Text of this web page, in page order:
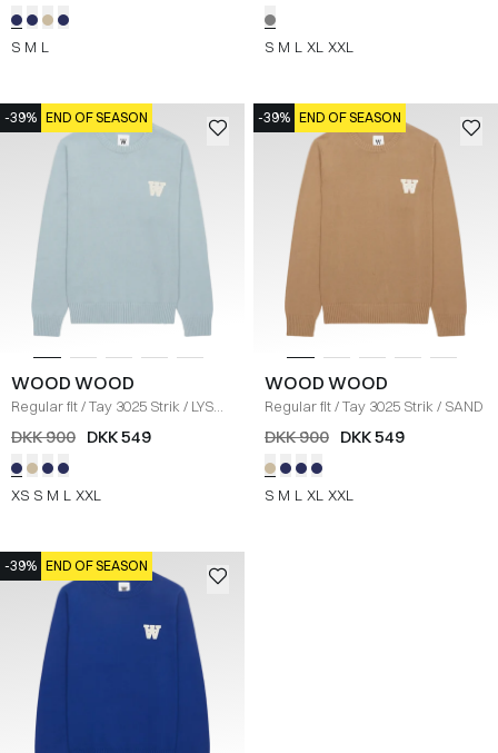
S M L S M L XL XXL
-39% END OF SEASON
WOOD WOOD
Regular fit/Tay 3025 Strik / LYS
BLÅ
DKK 900 DKK 549
XS S M L XXL
-39% END OF SEASON
WOOD WOOD
Regular fit/Tay 3025 Strik / SAND
DKK 900 DKK 549
S M L XL XXL
-39% END OF SEASON